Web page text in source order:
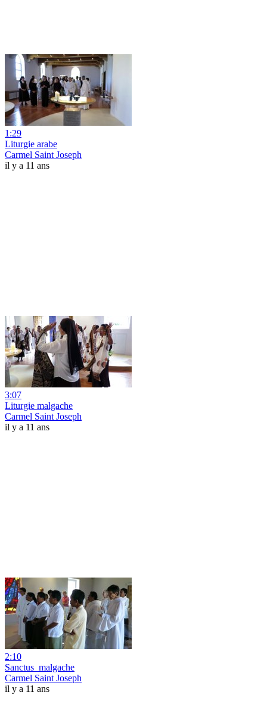
1:29
Liturgie arabe
Carmel Saint Joseph
il y a 11 ans
3:07
Liturgie malgache
Carmel Saint Joseph
il y a 11 ans
2:10
Sanctus_malgache
Carmel Saint Joseph
il y a 11 ans